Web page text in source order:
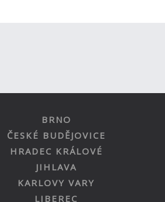
BRNO
ČESKÉ BUDĚJOVICE
HRADEC KRÁLOVÉ
JIHLAVA
KARLOVY VARY
LIBEREC